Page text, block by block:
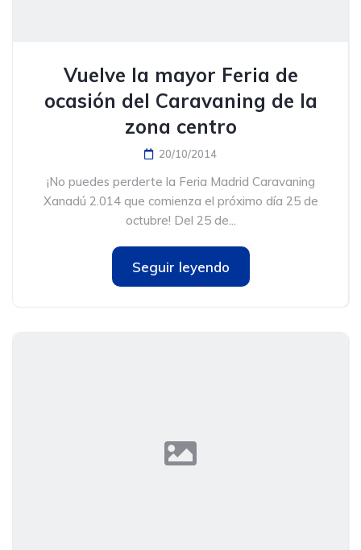
Vuelve la mayor Feria de
ocasión del Caravaning de la
zona centro
20/10/2014
¡No puedes perderte la Feria Madrid Caravaning
Xanadú 2.014 que comienza el próximo día 25 de
octubre! Del 25 de...
Seguir leyendo